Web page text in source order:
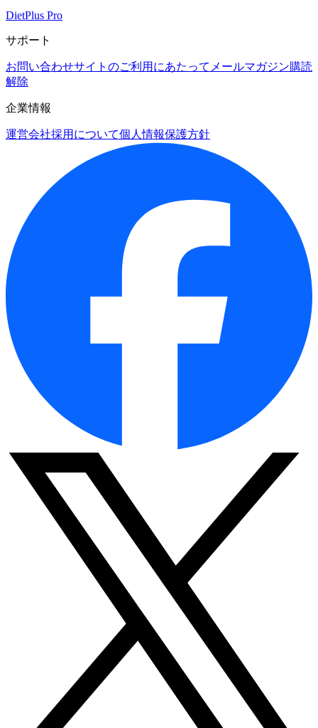
DietPlus Pro
サポート
お問い合わせサイトのご利用にあたって メールマガジン購読
解除
企業情報
運営会社採用について個人情報保護方針